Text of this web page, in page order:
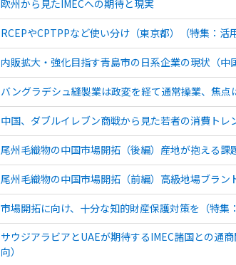
欧州から見たIMECへの期待と現実
RCEPやCPTPPなど使い分け（東京都）（特集：活
内販拡大・強化目指す青島市の日系企業の現状（中国
バングラデシュ縫製業は政変を経て通常操業、焦点
中国、ダブルイレブン商戦から見た若者の消費トレ
尾州毛織物の中国市場開拓（後編）産地が抱える課
尾州毛織物の中国市場開拓（前編）高級地場ブラン
市場開拓に向け、十分な知的財産保護対策を（特集
サウジアラビアとUAEが期待するIMEC諸国との通
向）